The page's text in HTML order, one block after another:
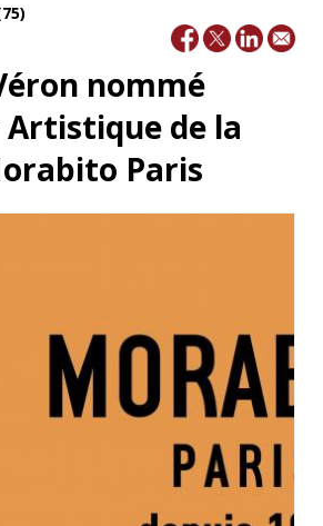
nommé
de la
Paris